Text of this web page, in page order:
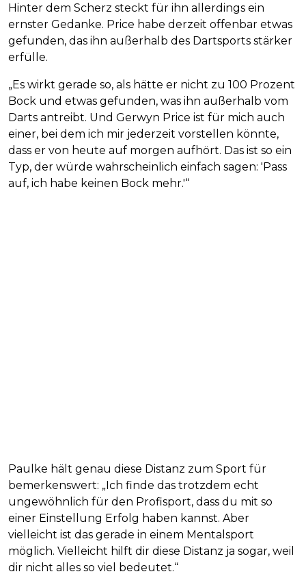
Hinter dem Scherz steckt für ihn allerdings ein
ernster Gedanke. Price habe derzeit offenbar etwas
gefunden, das ihn außerhalb des Dartsports stärker
erfülle.
„Es wirkt gerade so, als hätte er nicht zu 100 Prozent
Bock und etwas gefunden, was ihn außerhalb vom
Darts antreibt. Und Gerwyn Price ist für mich auch
einer, bei dem ich mir jederzeit vorstellen könnte,
dass er von heute auf morgen aufhört. Das ist so ein
Typ, der würde wahrscheinlich einfach sagen: 'Pass
auf, ich habe keinen Bock mehr.'“
Paulke hält genau diese Distanz zum Sport für
bemerkenswert: „Ich finde das trotzdem echt
ungewöhnlich für den Profisport, dass du mit so
einer Einstellung Erfolg haben kannst. Aber
vielleicht ist das gerade in einem Mentalsport
möglich. Vielleicht hilft dir diese Distanz ja sogar, weil
dir nicht alles so viel bedeutet.“